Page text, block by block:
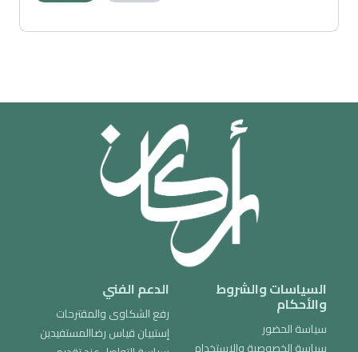
السياسات والشروط
والأحكام
سياسة الحضور
الدعم الفني
رفع الشكاوى والمقترحات
إستبيان قياس رضاالمستفيدين